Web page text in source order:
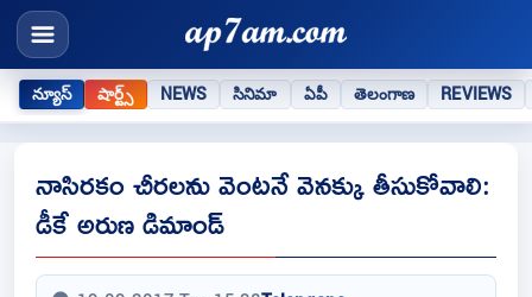
న్యూస్ షార్ట్స్ NEWS సినిమా ఏపీ తెలంగాణ REVIEWS
నాసిర‌కం చీర‌ల‌ను వెంట‌నే వెన‌క్కు తీసుకోవాలి:
డీకే అరుణ డిమాండ్